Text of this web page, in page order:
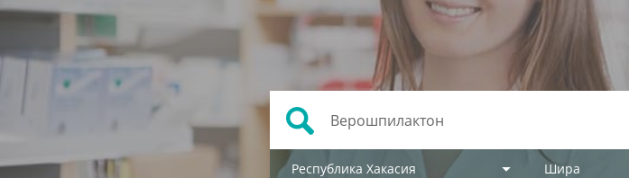
Республика Хакасия Шира